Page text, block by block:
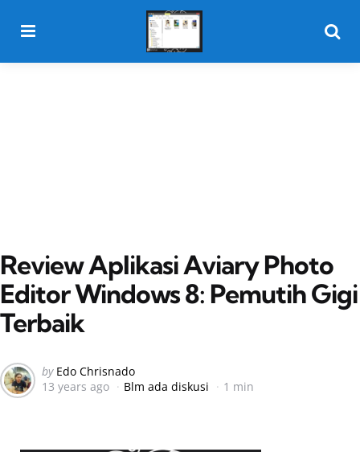
Review Aplikasi Aviary Photo
Editor Windows 8: Pemutih Gigi
Terbaik
Posted
by
by Edo Chrisnado
13 years ago
Blm ada diskusi 1 min